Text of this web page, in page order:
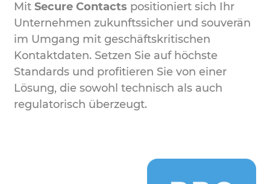
Mit Secure Contacts positioniert sich Ihr
Unternehmen zukunftssicher und souverän
im Umgang mit geschäftskritischen
Kontaktdaten. Setzen Sie auf höchste
Standards und profitieren Sie von einer
Lösung, die sowohl technisch als auch
regulatorisch überzeugt.